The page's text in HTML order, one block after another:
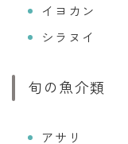
イヨカン
シラヌイ
旬の魚介類
アサリ